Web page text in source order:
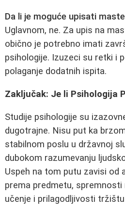
Da li je moguće upisati
Uglavnom, ne. Za upis na
obično je potrebno imati
psihologije. Izuzeci su retki i
polaganje dodatnih ispita.
Zaključak: Je li Psihologija
Studije psihologije su
dugotrajne. Nisu put ka
stabilnom poslu u državnoj
dubokom razumevanju
Uspeh na tom putu zavisi od
prema predmetu, spremnosti
učenje i prilagodljivosti